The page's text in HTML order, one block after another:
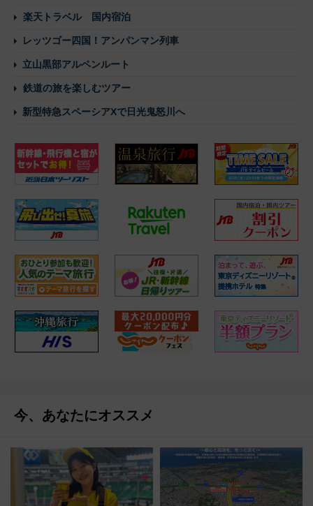
楽天トラベル 国内宿泊
レッツゴー四国！アンパンマン列車
立山黒部アルペンルート
鉄道の旅を楽しむツアー
新型特急スペーシアXで日光鬼怒川へ
今、あなたにオススメ